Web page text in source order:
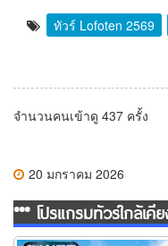
ทัวร์ Lofoten 2569
จำนวนคนเข้าดู 437 ครั้ง
20 มกราคม 2026
*** โปรแกรมทัวร์ใกล้เคี